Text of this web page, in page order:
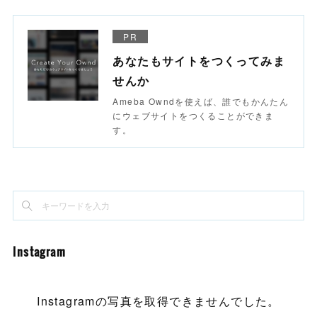
PR
あなたもサイトをつくってみま
せんか
Ameba Owndを使えば、誰でもかんたん
にウェブサイトをつくることができま
す。
Instagram
Instagramの写真を取得できませんでした。